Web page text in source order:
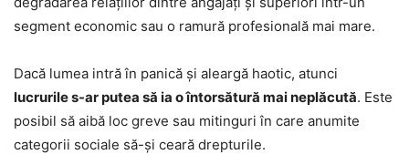
segment economic sau o ramură profesională mai mare.
Dacă lumea intră în panică și aleargă haotic, atunci
lucrurile s-ar putea să ia o întorsătură mai neplăcută. Este
posibil să aibă loc greve sau mitinguri în care anumite
categorii sociale să-și ceară drepturile.